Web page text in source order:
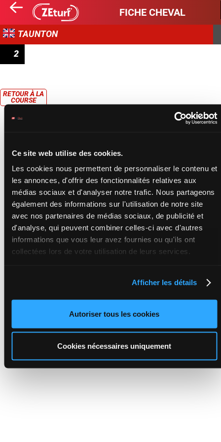
Ce site web utilise des cookies.
Les cookies nous permettent de personnaliser le contenu et
les annonces, d'offrir des fonctionnalités relatives aux
médias sociaux et d'analyser notre trafic. Nous partageons
également des informations sur l'utilisation de notre site
avec nos partenaires de médias sociaux, de publicité et
d'analyse, qui peuvent combiner celles-ci avec d'autres
informations que vous leur avez fournies ou qu'ils ont
collectées lors de votre utilisation de leurs services.
Afficher les détails
Autoriser tous les cookies
Cookies nécessaires uniquement
FICHE CHEVAL
TAUNTON
2
RETOUR À LA
COURSE